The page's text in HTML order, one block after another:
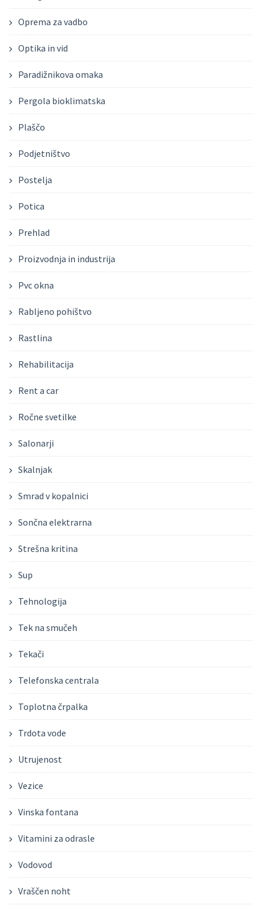
Oprema za vadbo
Optika in vid
Paradižnikova omaka
Pergola bioklimatska
Plaščo
Podjetništvo
Postelja
Potica
Prehlad
Proizvodnja in industrija
Pvc okna
Rabljeno pohištvo
Rastlina
Rehabilitacija
Rent a car
Ročne svetilke
Salonarji
Skalnjak
Smrad v kopalnici
Sončna elektrarna
Strešna kritina
Sup
Tehnologija
Tek na smučeh
Tekači
Telefonska centrala
Toplotna črpalka
Trdota vode
Utrujenost
Vezice
Vinska fontana
Vitamini za odrasle
Vodovod
Vraščen noht